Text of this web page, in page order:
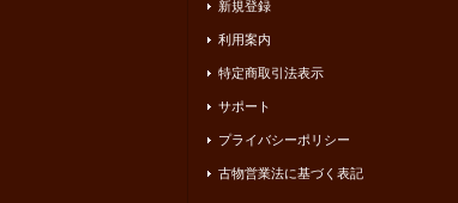
新規登録
利用案内
特定商取引法表示
サポート
プライバシーポリシー
古物営業法に基づく表記